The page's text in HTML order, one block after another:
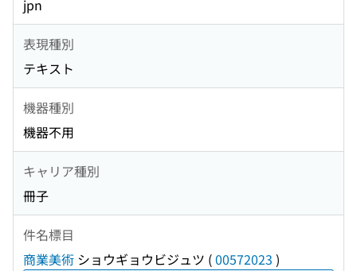
jpn
表現種別
テキスト
機器種別
機器不用
キャリア種別
冊子
件名標目
商業美術 ショウギョウビジュツ (00572023 )